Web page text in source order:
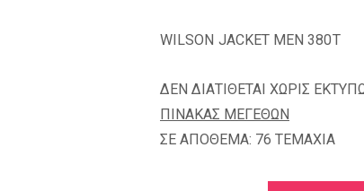
WILSON JACKET MEN 380T
ΔΕΝ ΔΙΑΤΙΘΕΤΑΙ ΧΩΡΙΣ
ΠΙΝΑΚΑΣ ΜΕΓΕΘΩΝ
ΣΕ ΑΠΟΘΕΜΑ: 76 TEMAXIA